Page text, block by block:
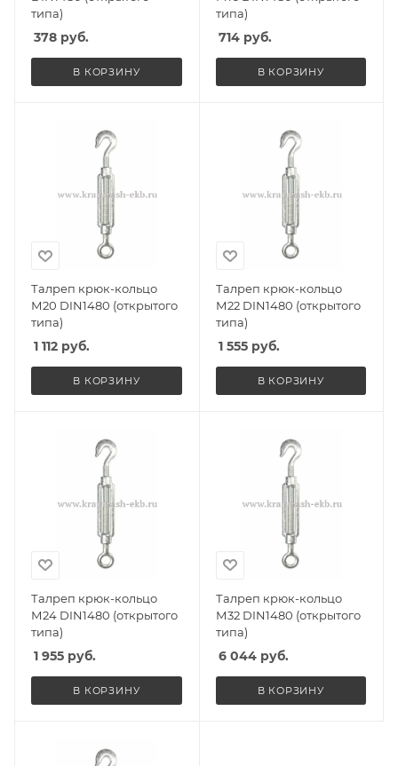
типа)
378 руб.
В КОРЗИНУ
типа)
714руб.
В КОРЗИНУ
Талреп крюк-кольцо
М20 DIN1480 (открытого
типа)
1 112 руб.
В КОРЗИНУ
Талреп крюк-кольцо
М22 DIN1480 (открытого
типа)
1 555руб.
В КОРЗИНУ
Талреп крюк-кольцо
М24 DIN1480 (открытого
типа)
1 955 руб.
В КОРЗИНУ
Талреп крюк-кольцо
М32 DIN1480 (открытого
типа)
6 044руб.
В КОРЗИНУ